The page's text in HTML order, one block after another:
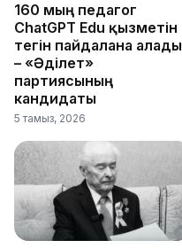
160 мың педагог
ChatGPT Edu қызметін
тегін пайдалана алады
– «Әділет»
партиясының
кандидаты
5 тамыз, 2026